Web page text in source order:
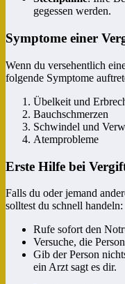
gegessen werden.
Symptome einer
Wenn du versehentlich
folgende Symptome
Übelkeit und
Bauchschmerzen
Schwindel und
Atemprobleme
Erste Hilfe bei
Falls du oder jemand
solltest du schnell handeln:
Rufe sofort den
Versuche, die
Gib der Person
ein Arzt sagt es dir.